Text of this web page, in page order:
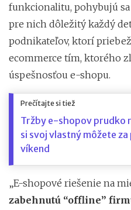
funkcionalitu, pohybujú
pre nich dôležitý každý
podnikateľov, ktorí
ecommerce tím, ktorého
úspešnosťou e-shopu.
Prečítajte si tiež
Tržby e-shopov prudko
si svoj vlastný môžete za
víkend
„E-shopové riešenie na
zabehnutú “offline”